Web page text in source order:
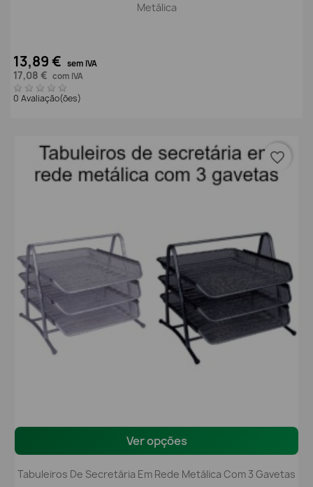
Metálica
13,89 € sem IVA
17,08 € com IVA
0 Avaliação(ões)
Ver opções
Tabuleiros De Secretária Em Rede Metálica Com 3 Gavetas
favorite_border